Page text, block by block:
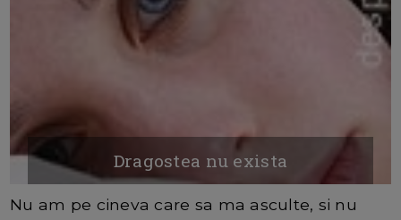
Dragostea nu exista
Nu am pe cineva care sa ma asculte, si nu